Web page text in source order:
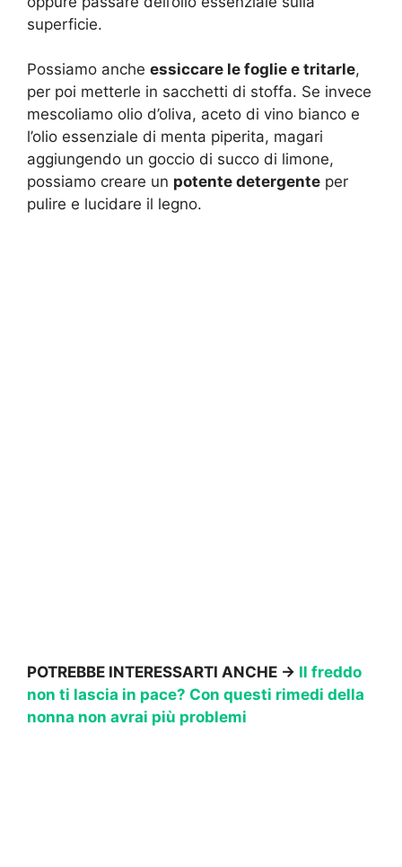
superficie.
Possiamo anche essiccare le foglie e tritarle,
per poi metterle in sacchetti di stoffa. Se invece
mescoliamo olio d’oliva, aceto di vino bianco e
l’olio essenziale di menta piperita, magari
aggiungendo un goccio di succo di limone,
possiamo creare un potente detergente per
pulire e lucidare il legno.
POTREBBE INTERESSARTI ANCHE → Il freddo
non ti lascia in pace? Con questi rimedi della
nonna non avrai più problemi